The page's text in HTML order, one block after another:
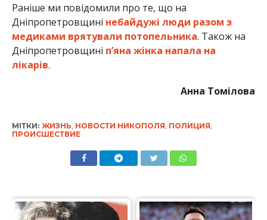
Раніше ми повідомили про те, що на
Дніпропетровщині небайдужі люди разом з
медиками врятували потопельника. Також на
Дніпропетровщині п’яна жінка напала на
лікарів.
Анна Томілова
МІТКИ: ЖИЗНЬ НОВОСТИ НИКОПОЛЯ ПОЛИЦИЯ
ПРОИСШЕСТВИЕ